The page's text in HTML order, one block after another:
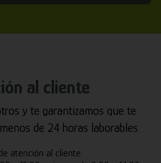
al cliente
y te garantizamos que te
de 24 horas laborables.
atención al cliente: